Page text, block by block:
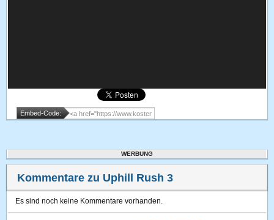
Embed-Code:
WERBUNG
Kommentare zu Uphill Rush 3
Es sind noch keine Kommentare vorhanden.